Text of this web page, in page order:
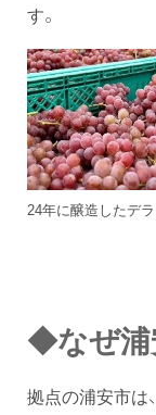
す。
24年に醸造したデ
◆なぜ浦
拠点の浦安市は